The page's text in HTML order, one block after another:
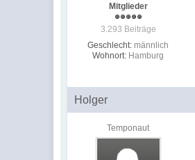
Mitglieder
3.293 Beiträge
Geschlecht: männlich
Wohnort: Hamburg
Holger
Temponaut